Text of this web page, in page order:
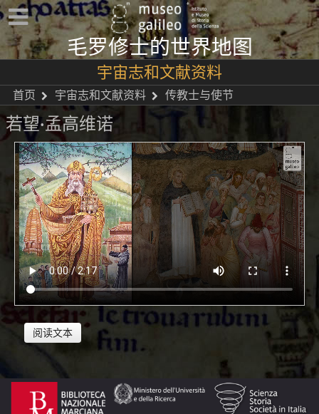
毛罗修士的世界地图
宇宙志和文献资料
首页 宇宙志和文献资料 传教士与使节
若望·孟高维诺
阅读文本
若望·孟高维诺（Giovanni da Montecorvino, 1247-
1328）是中国天主教传教事业的奠基者。1270年，在
他的成人年纪，孟高维诺在那不勒斯的圣洛伦佐方济各